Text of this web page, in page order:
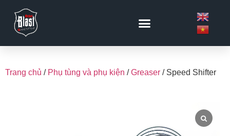
Trang chủ / Phụ tùng và phụ kiện /Greaser / Speed Shifter